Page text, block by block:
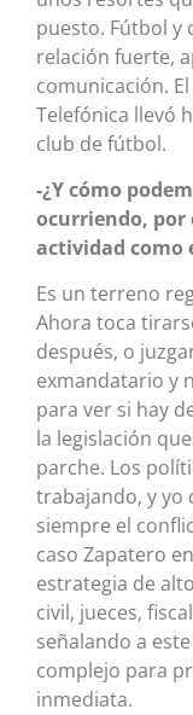
puesto. Fútbol y
relación fuerte,
comunicación.
Telefónica llevó
club de fútbol.
-¿Y cómo
ocurriendo, por
actividad como
Es un terreno
Ahora toca
después, o
exmandatario y
para ver si hay
la legislación
parche. Los
trabajando, y yo
siempre el
caso Zapatero
estrategia de
civil, jueces,
señalando a
complejo para
inmediata.